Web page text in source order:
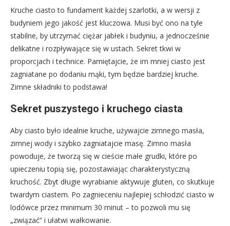
Kruche ciasto to fundament każdej szarlotki, a w wersji z
budyniem jego jakość jest kluczowa. Musi być ono na tyle
stabilne, by utrzymać ciężar jabłek i budyniu, a jednocześnie
delikatne i rozpływające się w ustach. Sekret tkwi w
proporcjach i technice. Pamiętajcie, że im mniej ciasto jest
zagniatane po dodaniu mąki, tym będzie bardziej kruche.
Zimne składniki to podstawa!
Sekret puszystego i kruchego ciasta
Aby ciasto było idealnie kruche, używajcie zimnego masła,
zimnej wody i szybko zagniatajcie masę. Zimno masła
powoduje, że tworzą się w cieście małe grudki, które po
upieczeniu topią się, pozostawiając charakterystyczną
kruchość. Zbyt długie wyrabianie aktywuje gluten, co skutkuje
twardym ciastem. Po zagnieceniu najlepiej schłodzić ciasto w
lodówce przez minimum 30 minut – to pozwoli mu się
„związać” i ułatwi wałkowanie.